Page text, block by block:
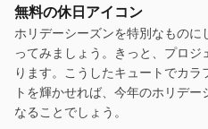
無料の休日アイコン
ホリデーシーズンを特別なもの
ってみましょう。きっと、プロ
ります。こうしたキュートでカ
トを輝かせれば、今年のホリデ
なることでしょう。